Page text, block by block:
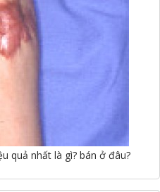
quả nhất là gì? bán ở đâu?